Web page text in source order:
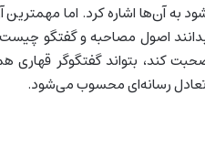
به آن‌ها اشاره کرد. اما
بدانند اصول مصاحبه و گفتگو
کند، بتواند گفتگوگر قهاری
تعادل رسانه‌ای محسوب می‌شود.